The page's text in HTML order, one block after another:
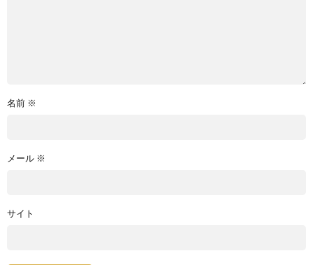
名前 ※
メール ※
サイト